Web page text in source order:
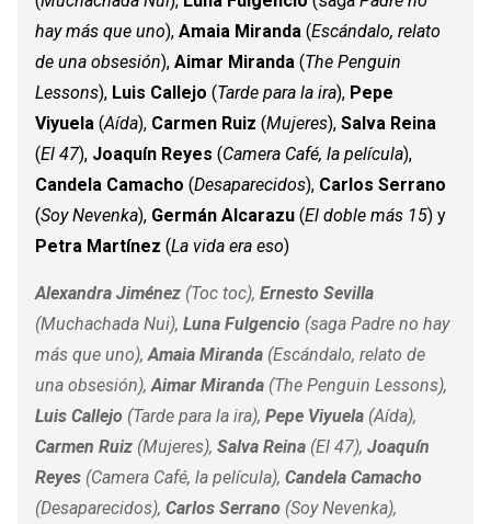
hay más que uno), Amaia Miranda (Escándalo, relato
de una obsesión), Aimar Miranda (The Penguin
Lessons), Luis Callejo (Tarde para la ira), Pepe
Viyuela (Aída), Carmen Ruiz (Mujeres), Salva Reina
(El 47), Joaquín Reyes (Camera Café, la película),
Candela Camacho (Desaparecidos), Carlos Serrano
(SoyNevenka), Germán Alcarazu (El doble más 15) y
Petra Martínez (La vida era eso)
Alexandra Jiménez (Toc toc), Ernesto Sevilla
(Muchachada Nui), Luna Fulgencio (saga Padre no hay
más que uno), Amaia Miranda (Escándalo, relato de
una obsesión),Aimar Miranda (The Penguin Lessons),
Luis Callejo (Tarde para la ira), Pepe Viyuela (Aída),
Carmen Ruiz (Mujeres), Salva Reina (El 47), Joaquín
Reyes (Camera Café, la película), Candela Camacho
(Desaparecidos), Carlos Serrano (SoyNevenka),